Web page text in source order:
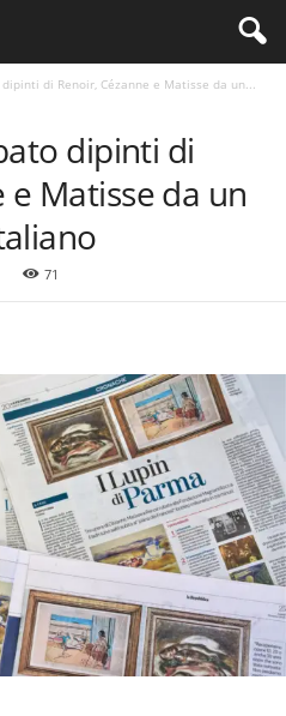
di Renoir, Cézanne e Matisse da un...
dipinti di
e Matisse da un
71